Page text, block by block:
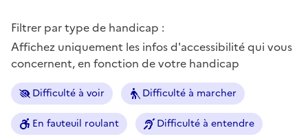
Filtrer par type de handicap :
Affichez uniquement les infos d'accessibilité qui vous
concernent, en fonction de votre handicap
Difficulté à voir Difficulté à marcher
En fauteuil roulant Difficulté à entendre